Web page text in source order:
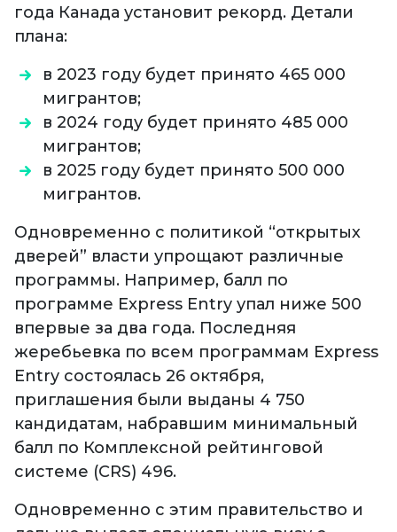
года Канада установит рекорд. Детали
плана:
в 2023 году будет принято 465 000
мигрантов;
в 2024 году будет принято 485 000
мигрантов;
в 2025 году будет принято 500 000
мигрантов.
Одновременно с политикой “открытых
дверей” власти упрощают различные
программы. Например, балл по
программе Express Entry упал ниже 500
впервые за два года. Последняя
жеребьевка по всем программам Express
Entry состоялась 26 октября,
приглашения были выданы 4 750
кандидатам, набравшим минимальный
балл по Комплексной рейтинговой
системе (CRS) 496.
Одновременно с этим правительство и